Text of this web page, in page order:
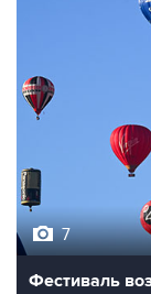
7
Фестиваль